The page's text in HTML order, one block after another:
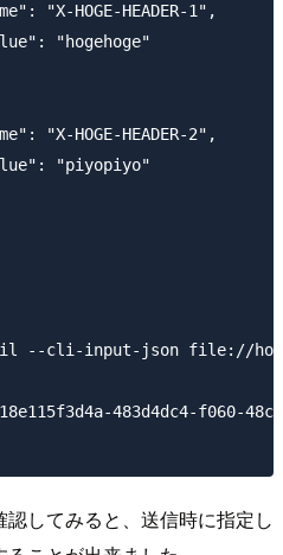
"X-HOGE-HEADER-1",
"hogehoge"
"X-HOGE-HEADER-2",
"piyopiyo"
email --cli-input-json
483d4dc4-f060-
してみると、送信時に指定し